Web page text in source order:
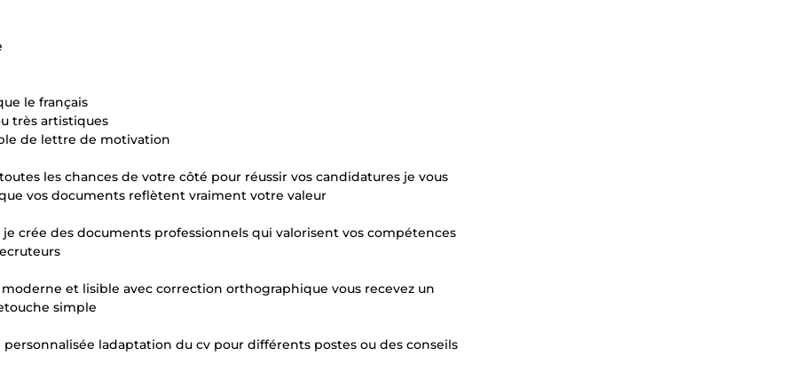
le français
très artistiques
de lettre de motivation
les chances de votre côté pour réussir vos candidatures je vous
vos documents reflètent vraiment votre valeur
crée des documents professionnels qui valorisent vos compétences
et lisible avec correction orthographique vous recevez un
simple
ladaptation du cv pour différents postes ou des conseils